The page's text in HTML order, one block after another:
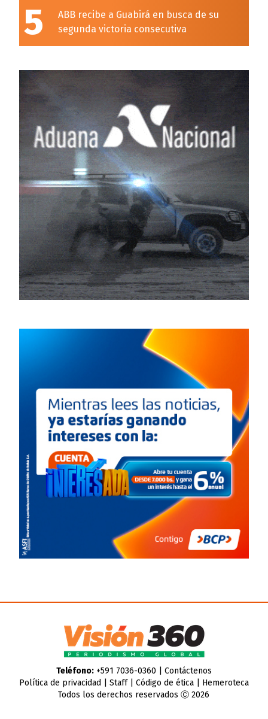
5
ABB recibe a Guabirá en busca de su
segunda victoria consecutiva
Teléfono:+591 7036-0360 | Contáctenos
Política de privacidad
Staff| Código de ética| Hemeroteca
Todos los derechos reservados Ⓒ 2026